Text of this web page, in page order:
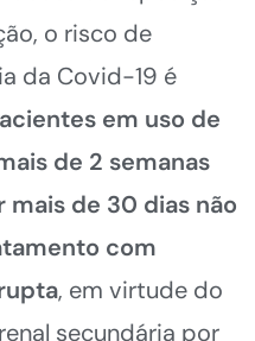
o risco de
da Covid-19 é
em uso de
de 2 semanas
de 30 dias não
com
, em virtude do
secundária por